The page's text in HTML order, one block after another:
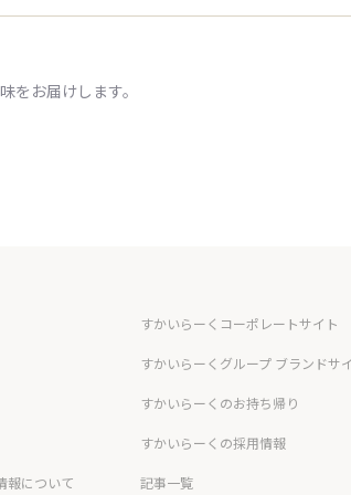
をお届けします。
報について
すかいらーくコーポレートサイト
すかいらーくグループ ブランドサ
すかいらーくのお持ち帰り
すかいらーくの採用情報
記事一覧